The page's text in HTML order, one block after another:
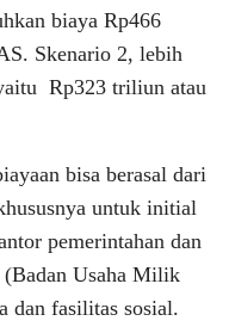
biaya Rp466
Skenario 2, lebih
Rp323 triliun atau
bisa berasal dari
untuk initial
pemerintahan dan
Usaha Milik
dan fasilitas sosial.